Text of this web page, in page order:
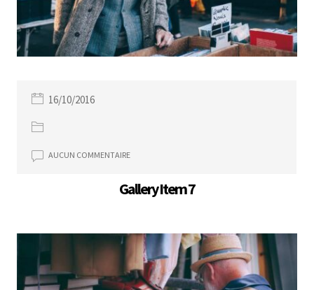
16/10/2016
AUCUN COMMENTAIRE
Gallery Item 7